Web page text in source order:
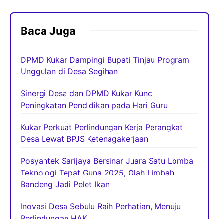
Baca Juga
DPMD Kukar Dampingi Bupati Tinjau Program
Unggulan di Desa Segihan
Sinergi Desa dan DPMD Kukar Kunci
Peningkatan Pendidikan pada Hari Guru
Kukar Perkuat Perlindungan Kerja Perangkat
Desa Lewat BPJS Ketenagakerjaan
Posyantek Sarijaya Bersinar Juara Satu Lomba
Teknologi Tepat Guna 2025, Olah Limbah
Bandeng Jadi Pelet Ikan
Inovasi Desa Sebulu Raih Perhatian, Menuju